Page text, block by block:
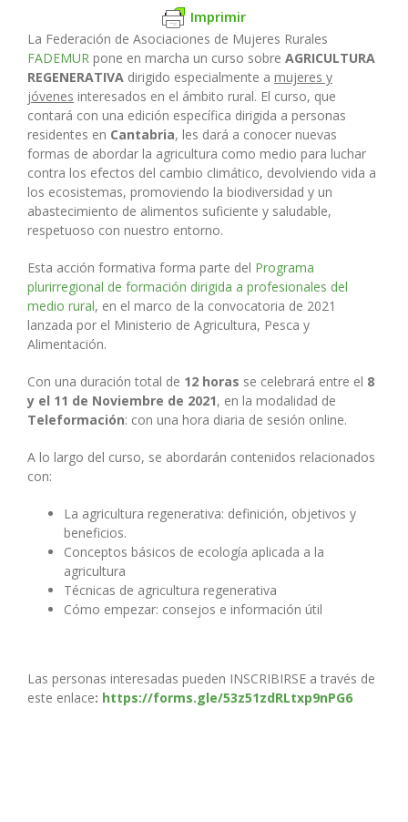
Imprimir
La Federación de Asociaciones de Mujeres Rurales
FADEMUR pone en marcha un curso sobre AGRICULTURA
REGENERATIVA dirigido especialmente a mujeres y
jóvenes interesados en el ámbito rural. El curso, que
contará con una edición específica dirigida a personas
residentes en Cantabria, les dará a conocer nuevas
formas de abordar la agricultura como medio para luchar
contra los efectos del cambio climático, devolviendo vida a
los ecosistemas, promoviendo la biodiversidad y un
abastecimiento de alimentos suficiente y saludable,
respetuoso con nuestro entorno.
Esta acción formativa forma parte del Programa
plurirregional de formación dirigida a profesionales del
medio rural, en el marco de la convocatoria de 2021
lanzada por el Ministerio de Agricultura, Pesca y
Alimentación.
Con una duración total de 12 horas se celebrará entre el 8
y el 11 de Noviembre de 2021, en la modalidad de
Teleformación: con una hora diaria de sesión online.
A lo largo del curso, se abordarán contenidos relacionados
con:
La agricultura regenerativa: definición, objetivos y
beneficios.
Conceptos básicos de ecología aplicada a la
agricultura
Técnicas de agricultura regenerativa
Cómo empezar: consejos e información útil
Las personas interesadas pueden INSCRIBIRSE a través de
este enlace: https://forms.gle/53z51zdRLtxp9nPG6